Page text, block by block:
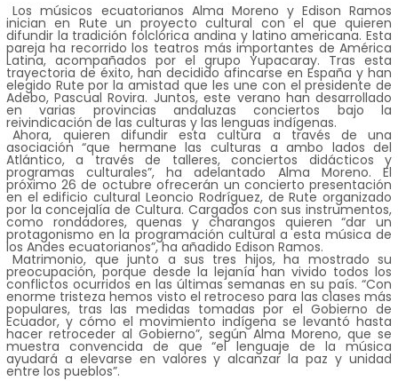
Los músicos ecuatorianos Alma Moreno y Edison Ramos
inician en Rute un proyecto cultural con el que quieren
difundir la tradición folclórica andina y latino americana. Esta
pareja ha recorrido los teatros más importantes de América
Latina, acompañados por el grupo Yupacaray. Tras esta
trayectoria de éxito, han decidido afincarse en España y han
elegido Rute por la amistad que les une con el presidente de
Adebo, Pascual Rovira. Juntos, este verano han desarrollado
en varias provincias andaluzas conciertos bajo la
reivindicación de las culturas y las lenguas indígenas.
Ahora, quieren difundir esta cultura a través de una
asociación “que hermane las culturas a ambo lados del
Atlántico, a través de talleres, conciertos didácticos y
programas culturales”, ha adelantado Alma Moreno. El
próximo 26 de octubre ofrecerán un concierto presentación
en el edificio cultural Leoncio Rodríguez, de Rute organizado
por la concejalía de Cultura. Cargados con sus instrumentos,
como rondadores, quenas y charangos quieren “dar un
protagonismo en la programación cultural a esta música de
los Andes ecuatorianos”, ha añadido Edison Ramos.
Matrimonio, que junto a sus tres hijos, ha mostrado su
preocupación, porque desde la lejanía han vivido todos los
conflictos ocurridos en las últimas semanas en su país. “Con
enorme tristeza hemos visto el retroceso para las clases más
populares, tras las medidas tomadas por el Gobierno de
Ecuador, y cómo el movimiento indígena se levantó hasta
hacer retroceder al Gobierno”, según Alma Moreno, que se
muestra convencida de que “el lenguaje de la música
ayudará a elevarse en valores y alcanzar la paz y unidad
entre los pueblos”.